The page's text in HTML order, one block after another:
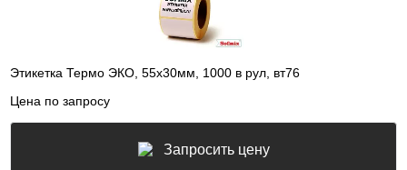
Этикетка Термо ЭКО, 55х30мм, 1000 в рул, вт76
Цена по запросу
Запросить цену